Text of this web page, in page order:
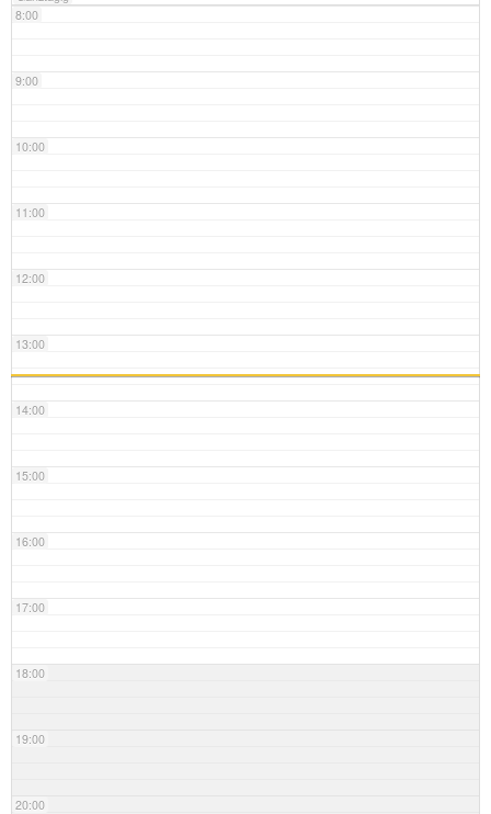
8:00
9:00
10:00
11:00
12:00
13:00
14:00
15:00
16:00
17:00
18:00
19:00
20:00